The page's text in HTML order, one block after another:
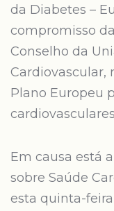
da Diabetes –
compromisso
Conselho da
Cardiovascular,
Plano Europeu
Em causa está
sobre Saúde
esta quinta-